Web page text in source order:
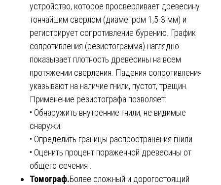
устройство, которое просверливает древесину
тончайшим сверлом (диаметром 1,5-3 мм) и
регистрирует сопротивление бурению. График
сопротивления (резистограмма) наглядно
показывает плотность древесины на всем
протяжении сверления. Падения сопротивления
указывают на наличие гнили, пустот, трещин.
Применение резистографа позволяет:
• Обнаружить внутренние гнили, не видимые
снаружи.
• Определить границы распространения гнили.
• Оценить процент пораженной древесины от
общего сечения .
Томограф.Более сложный и дорогостоящий